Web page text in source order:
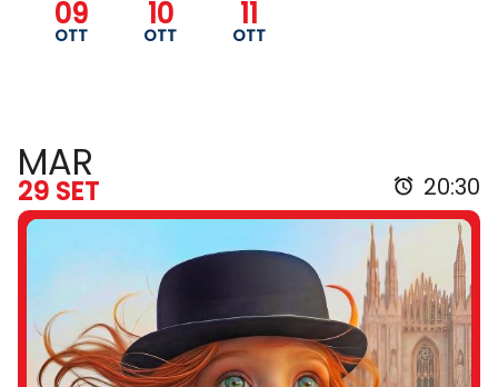
09
OTT
10
OTT
11
OTT
MAR
29 SET 20:30